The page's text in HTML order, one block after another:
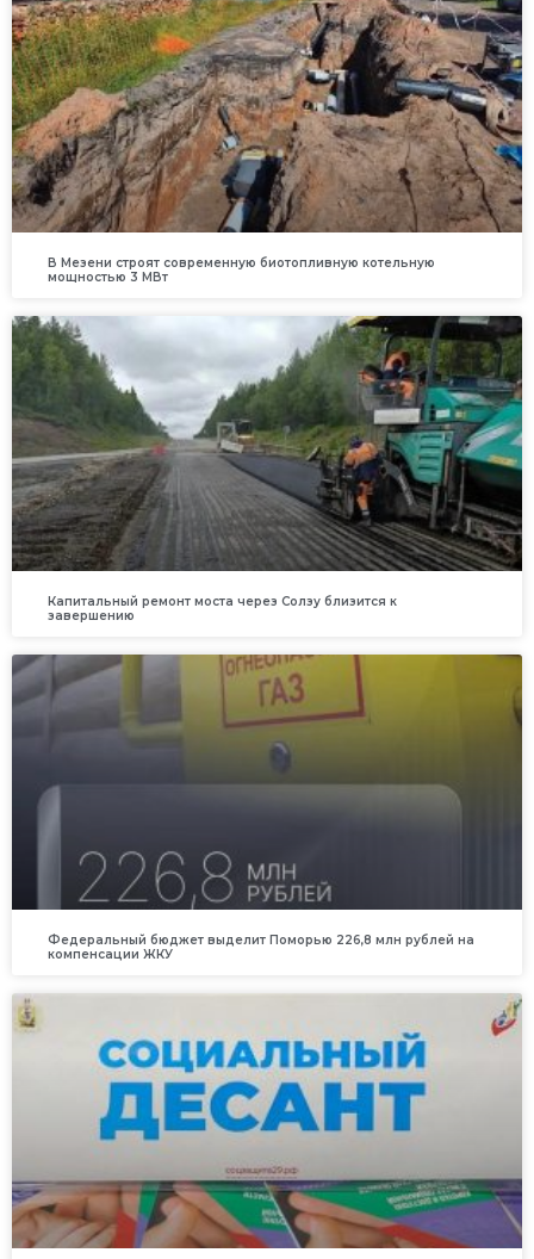
В Мезени строят современную биотопливную котельную
мощностью 3 МВт
Капитальный ремонт моста через Солзу близится к
завершению
Федеральный бюджет выделит Поморью 226,8 млн рублей на
компенсации ЖКУ